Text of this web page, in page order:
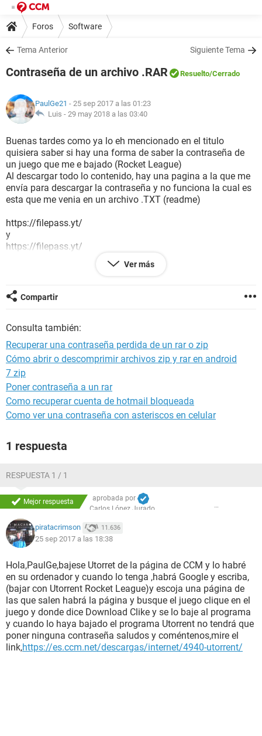
Foros Software
Tema Anterior Siguiente Tema
Contraseña de un archivo .RAR Resuelto/Cerrado
PaulGe21 - 25 sep 2017 a las 01:23
Luis - 29 may 2018 a las 03:40
Buenas tardes como ya lo eh mencionado en el titulo
quisiera saber si hay una forma de saber la contraseña de
un juego que me e bajado (Rocket League)
Al descargar todo lo contenido, hay una pagina a la que me
envía para descargar la contraseña y no funciona la cual es
esta que me venia en un archivo .TXT (readme)
https://filepass.yt/
y
https://filepass.yt/
Pero como ya mencione no funciona de ningun modo.
Ver más
Compartir
Consulta también:
Recuperar una contraseña perdida de un rar o zip
Cómo abrir o descomprimir archivos zip y rar en android
7 zip
Poner contraseña a un rar
Como recuperar cuenta de hotmail bloqueada
Como ver una contraseña con asteriscos en celular
1 respuesta
RESPUESTA 1 / 1
Mejor respuesta
aprobada por
Carlos López Jurado
piratacrimson 11.636
25 sep 2017 a las 18:38
Hola,PaulGe,bajese Utorret de la página de CCM y lo habré
en su ordenador y cuando lo tenga ,habrá Google y escriba,
(bajar con Utorrent Rocket League)y escoja una página de
las que salen habrá la página y busque el juego clique en el
juego y donde dice Download Clike y se lo baje al programa
y cuando lo haya bajado el programa Utorrent no tendrá que
poner ninguna contraseña saludos y coméntenos,mire el
link,https://es.ccm.net/descargas/internet/4940-utorrent/